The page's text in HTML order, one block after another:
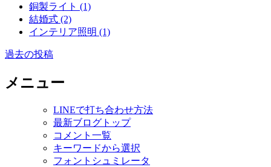
銅製ライト (1)
結婚式 (2)
インテリア照明 (1)
投
稿
過去の投稿
メニュー
LINEで打ち合わせ方法
最新ブログトップ
コメント一覧
キーワードから選択
フォントシュミレータ